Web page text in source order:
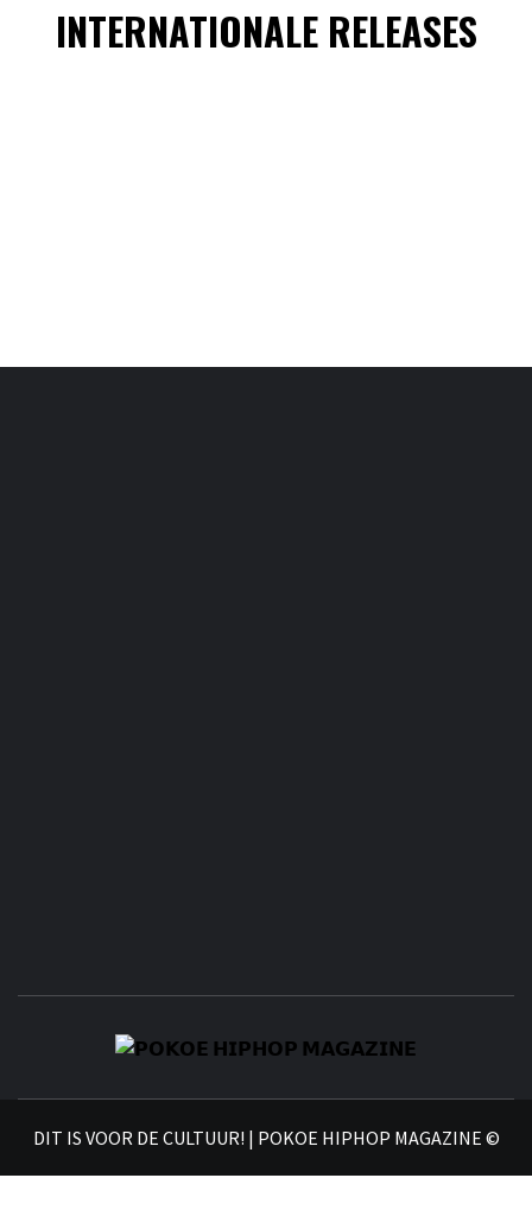
INTERNATIONALE RELEASES
DIT IS VOOR DE CULTUUR! | POKOE HIPHOP MAGAZINE ©